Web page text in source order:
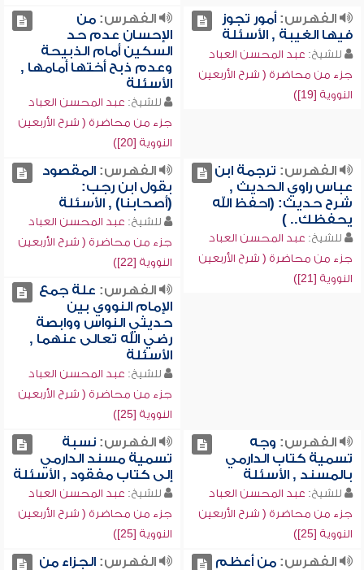
الفهرس:أمور تجوز
فيها الغيبة , الأسئلة
للشيخ: عبد المحسن العباد
جزء من محاضرة ( شرح الأربعين
النووية [19])
الفهرس:من
الإحسان عدم حد
السكين أمام الذبيحة
وعدم ذبح أختها أمامها ,
الأسئلة
للشيخ: عبد المحسن العباد
جزء من محاضرة ( شرح الأربعين
النووية [20])
الفهرس: ترجمة ابن
عباس راوي الحديث ,
شرح حديث: (احفظ الله
يحفظك.. )
للشيخ: عبد المحسن العباد
جزء من محاضرة ( شرح الأربعين
النووية [21])
الفهرس:المقصود
بقول ابن رجب:
(أصحابنا) , الأسئلة
للشيخ: عبد المحسن العباد
جزء من محاضرة ( شرح الأربعين
النووية [22])
الفهرس: علة جمع
الإمام النووي بين
حديثي النواس ووابصة
رضي الله تعالى عنهما ,
الأسئلة
للشيخ: عبد المحسن العباد
جزء من محاضرة ( شرح الأربعين
النووية [25])
الفهرس: وجه
تسمية كتاب الدارمي
بالمسند , الأسئلة
للشيخ: عبد المحسن العباد
جزء من محاضرة ( شرح الأربعين
النووية [25])
الفهرس:نسبة
تسمية مسند الدارمي
إلى كتاب مفقود , الأسئلة
للشيخ: عبد المحسن العباد
جزء من محاضرة ( شرح الأربعين
النووية [25])
الفهرس:من أعظم
الفهرس:الجزاء من